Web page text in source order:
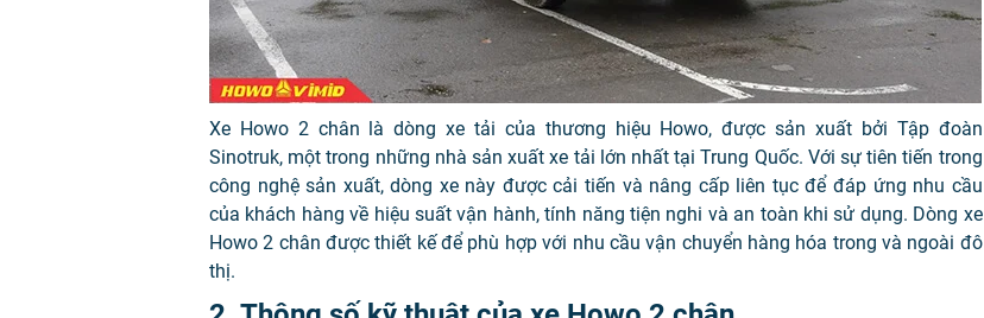
Xe Howo 2 chân là dòng xe tải của thương hiệu Howo, được sản xuất bởi Tập đoàn
Sinotruk, một trong những nhà sản xuất xe tải lớn nhất tại Trung Quốc. Với sự tiên tiến trong
công nghệ sản xuất, dòng xe này được cải tiến và nâng cấp liên tục để đáp ứng nhu cầu
của khách hàng về hiệu suất vận hành, tính năng tiện nghi và an toàn khi sử dụng. Dòng xe
Howo 2 chân được thiết kế để phù hợp với nhu cầu vận chuyển hàng hóa trong và ngoài đô
thị.